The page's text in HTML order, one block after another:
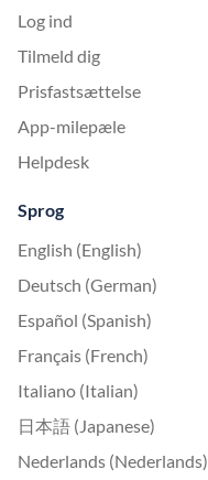
Log ind
Tilmeld dig
Prisfastsættelse
App-milepæle
Helpdesk
Sprog
English (English)
Deutsch (German)
Español (Spanish)
Français (French)
Italiano (Italian)
日本語 (Japanese)
Nederlands (Nederlands)